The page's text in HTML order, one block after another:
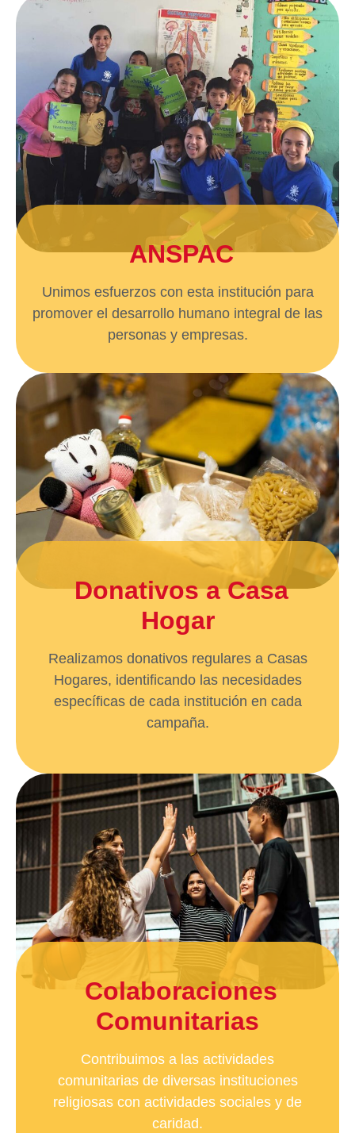
ANSPAC
Unimos esfuerzos con esta institución para
promover el desarrollo humano integral de las
personas y empresas.
Donativos a Casa
Hogar
Realizamos donativos regulares a Casas
Hogares, identificando las necesidades
específicas de cada institución en cada
campaña.
Colaboraciones
Comunitarias
Contribuimos a las actividades
comunitarias de diversas instituciones
religiosas con actividades sociales y de
caridad.